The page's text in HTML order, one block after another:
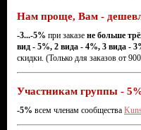
Нам проще, Вам -
-3...-5% при заказе не больше
вид - 5%, 2 вида - 4%, 3 вида -
скидки. (Только для заказов от
Участникам группы -
-5% всем членам сообщества